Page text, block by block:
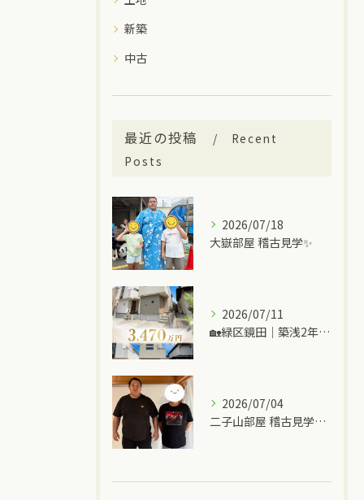
新築
中古
最近の投稿
Recent
Posts
2026/07/18
大嶽部屋 稽古見学✨
2026/07/11
🏡緑区鏡田｜築浅2年の中古一戸建て
2026/07/04
二子山部屋 稽古見学＆ちゃんこ🍲